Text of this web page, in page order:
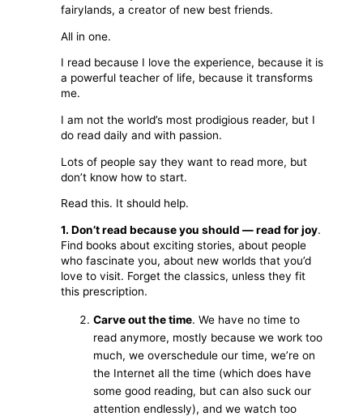
fairylands, a creator of new best friends.
All in one.
I read because I love the experience, because it is
a powerful teacher of life, because it transforms
me.
I am not the world’s most prodigious reader, but I
do read daily and with passion.
Lots of people say they want to read more, but
don’t know how to start.
Read this. It should help.
1. Don’t read because you should — read for joy.
Find books about exciting stories, about people
who fascinate you, about new worlds that you’d
love to visit. Forget the classics, unless they fit
this prescription.
Carve out the time. We have no time to
read anymore, mostly because we work too
much, we overschedule our time, we’re on
the Internet all the time (which does have
some good reading, but can also suck our
attention endlessly), and we watch too